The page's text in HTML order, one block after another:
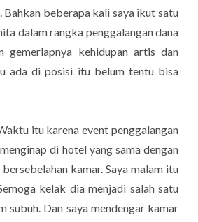
beberapa kali saya ikut satu
dalam rangka penggalangan dana
gemerlapnya kehidupan artis dan
ada di posisi itu belum tentu bisa
itu karena event penggalangan
di hotel yang sama dengan
kamar. Saya malam itu
kelak dia menjadi salah satu
subuh. Dan saya mendengar kamar